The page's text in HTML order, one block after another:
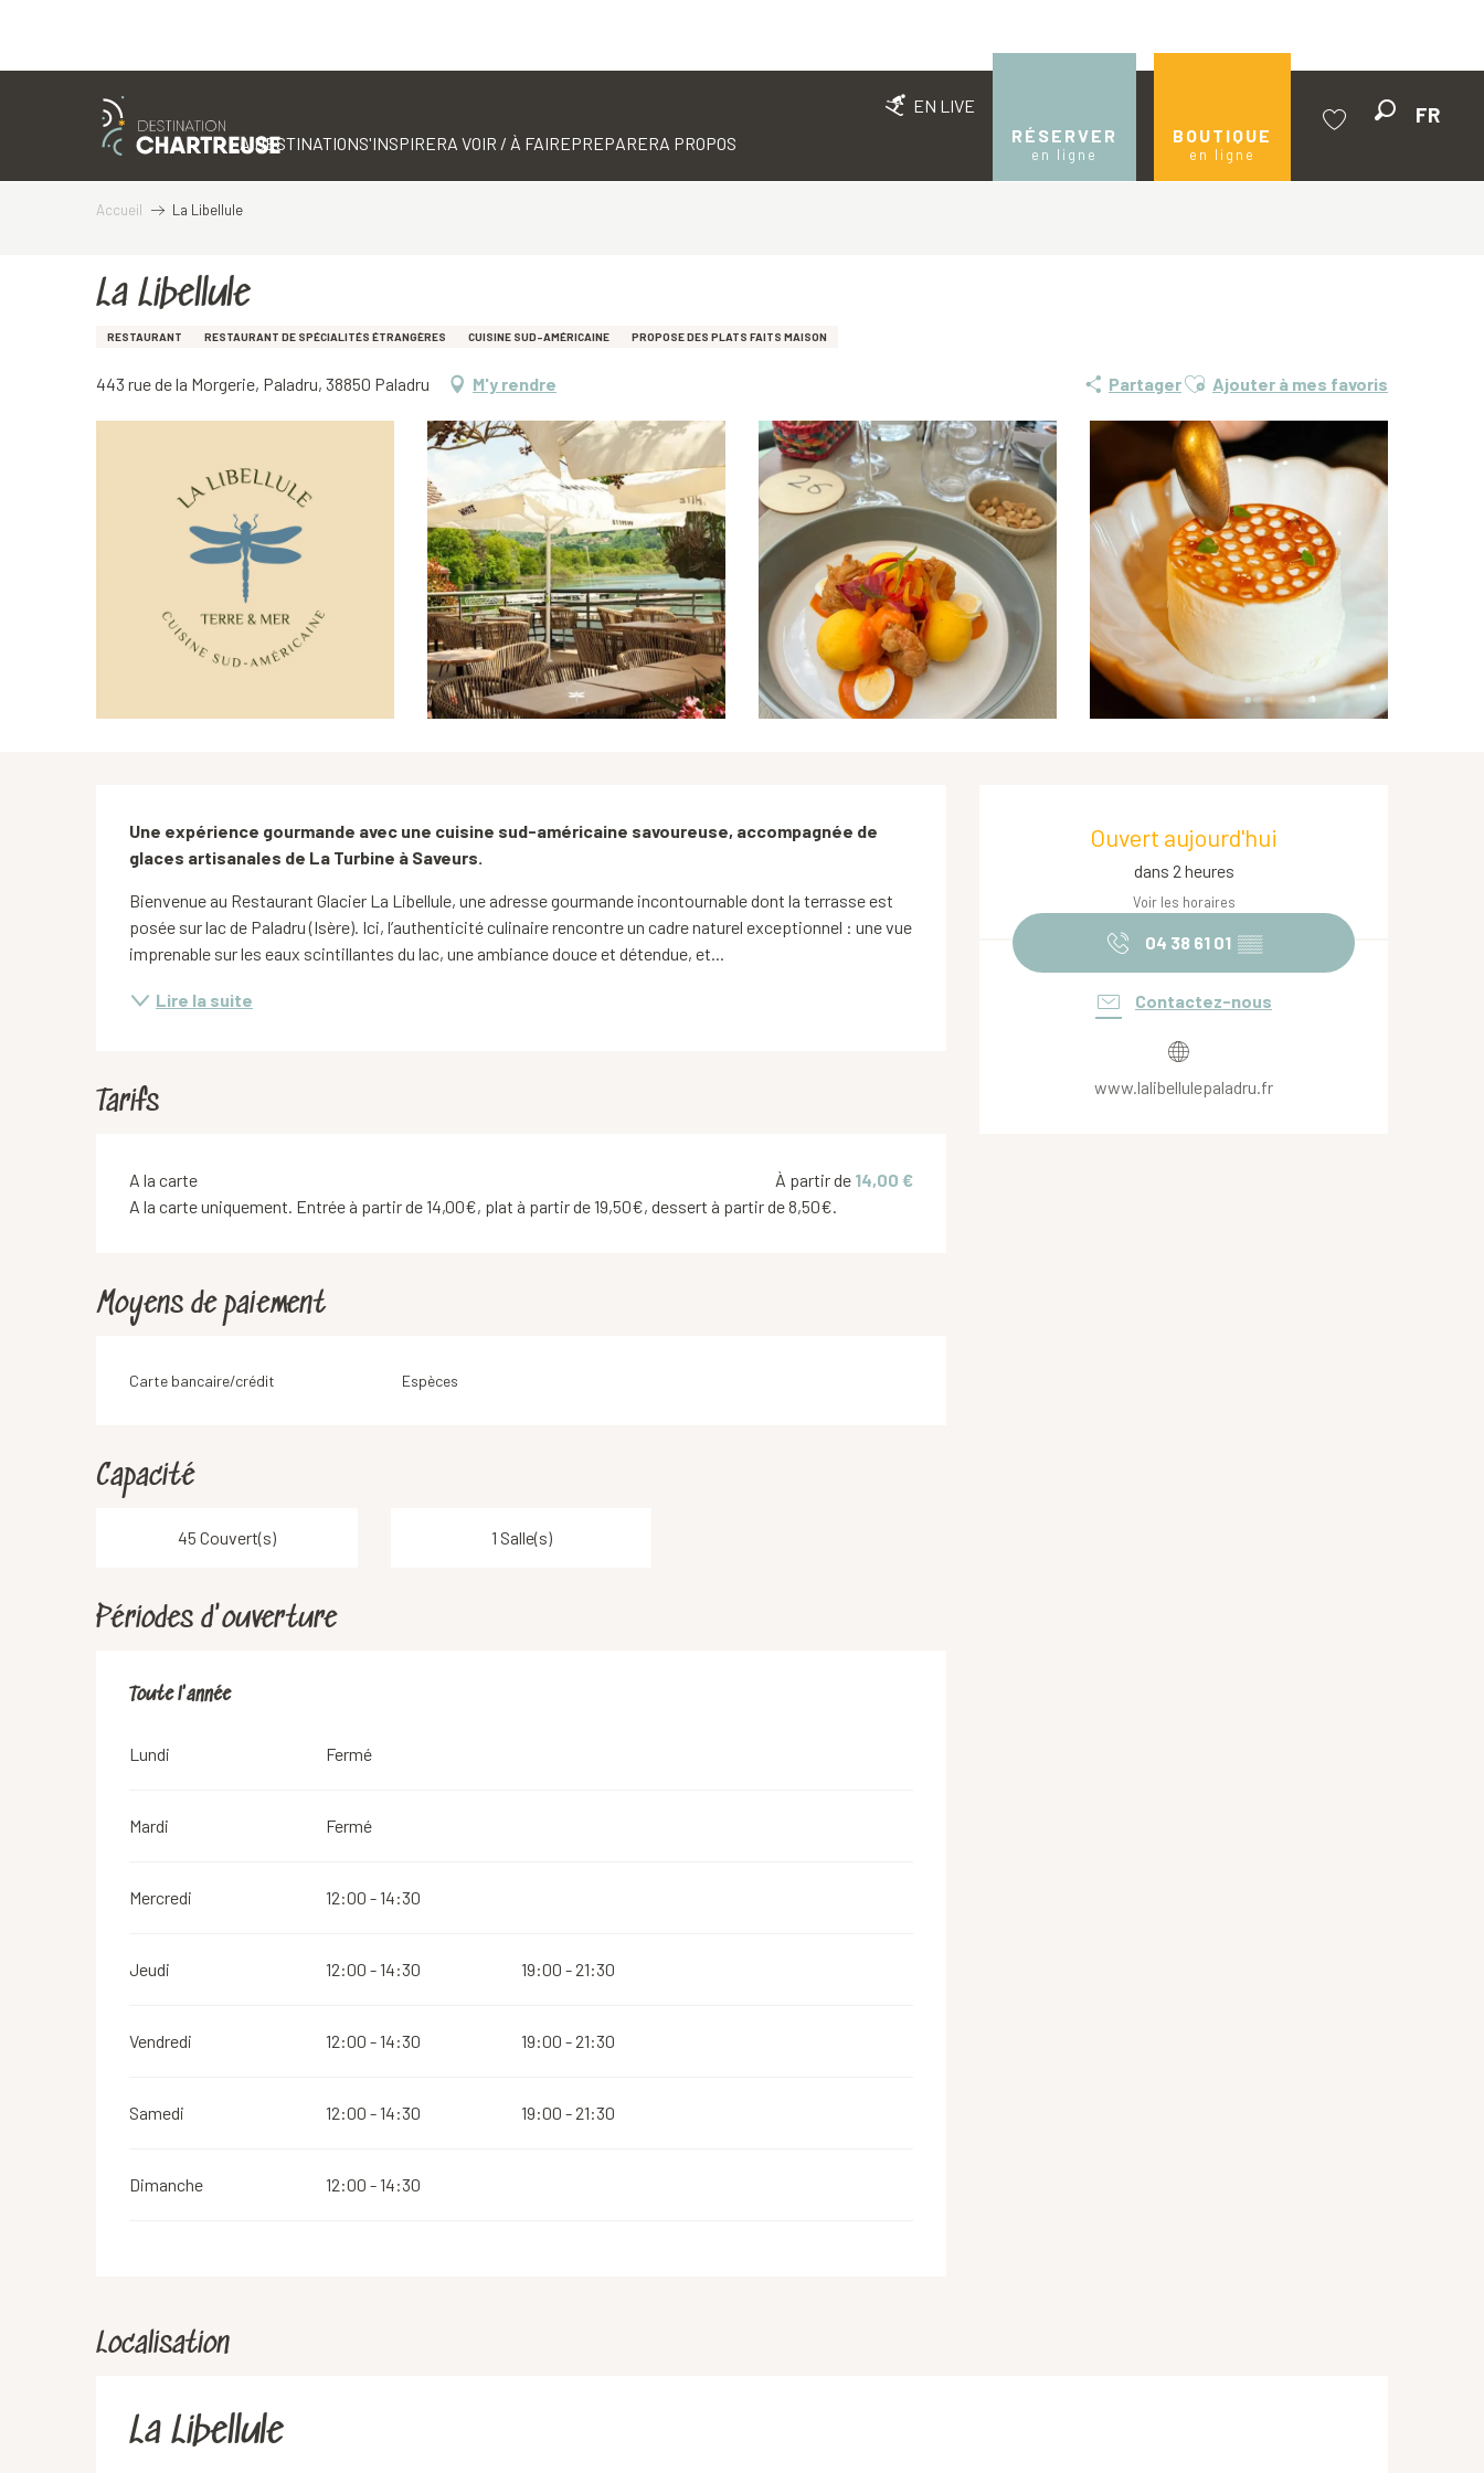
EN LIVE
RÉSERVER
en ligne
BOUTIQUE
en ligne
FR
LA DESTINATIONS'INSPIRERA VOIR / À FAIREPREPARERA PROPOS
Accueil La Libellule
La Libellule
RESTAURANT RESTAURANT DE SPÉCIALITÉS ÉTRANGÈRES CUISINE SUD-AMÉRICAINE PROPOSE DES PLATS FAITS MAISON
443 rue de la Morgerie, Paladru, 38850 Paladru M'y rendre PartagerAjouter aux favoris
Ajouter à mes favoris
Ouverture et coordonnées
Ouvert aujourd'hui
dans 2 heures
Voir les horaires
04 38 61 01 ▒▒
Contactez-nous
www.lalibellulepaladru.fr
Description
Une expérience gourmande avec une cuisine sud-américaine savoureuse, accompagnée de
glaces artisanales de La Turbine à Saveurs.
Bienvenue au Restaurant Glacier La Libellule, une adresse gourmande incontournable dont la terrasse est
posée sur lac de Paladru (Isère). Ici, l’authenticité culinaire rencontre un cadre naturel exceptionnel : une vue
imprenable sur les eaux scintillantes du lac, une ambiance douce et détendue, et...
Lire la suite
Tarifs
Tarifs 2026
A la carte À partir de 14,00 €
A la carte uniquement. Entrée à partir de 14,00€, plat à partir de 19,50€, dessert à partir de 8,50€.
Moyens de paiement
Carte bancaire/crédit Espèces
Capacité
45 Couvert(s) 1 Salle(s)
Périodes d'ouverture
Toute l'année
Toute l'année
Lundi Fermé
Mardi Fermé
Mercredi 12:00 - 14:30
Jeudi 12:00 - 14:30 19:00 - 21:30
Vendredi 12:00 - 14:30 19:00 - 21:30
Samedi 12:00 - 14:30 19:00 - 21:30
Dimanche 12:00 - 14:30
Localisation
La Libellule